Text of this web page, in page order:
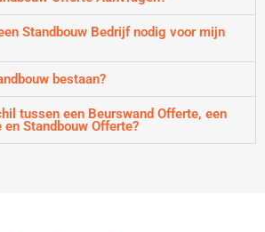
Standbouw Bedrijf nodig voor mijn
bestaan?
tussen een Beurswand Offerte, een
Standbouw Offerte?